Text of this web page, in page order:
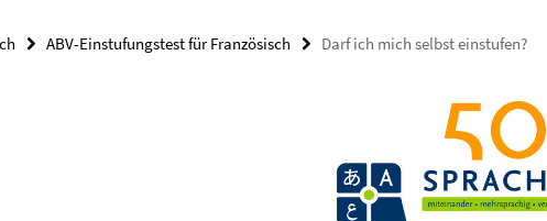
ABV-Einstufungstest für Französisch Darf ich mich selbst einstufen?